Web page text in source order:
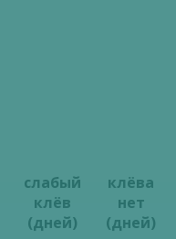
слабый
клёв
(дней)
клёва
нет
(дней)